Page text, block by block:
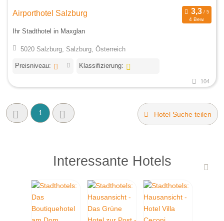
Airporthotel Salzburg
4 Bew.
Ihr Stadthotel in Maxglan
5020 Salzburg, Salzburg, Österreich
Preisniveau: Klassifizierung:
104
1 Hotel Suche teilen
Interessante Hotels